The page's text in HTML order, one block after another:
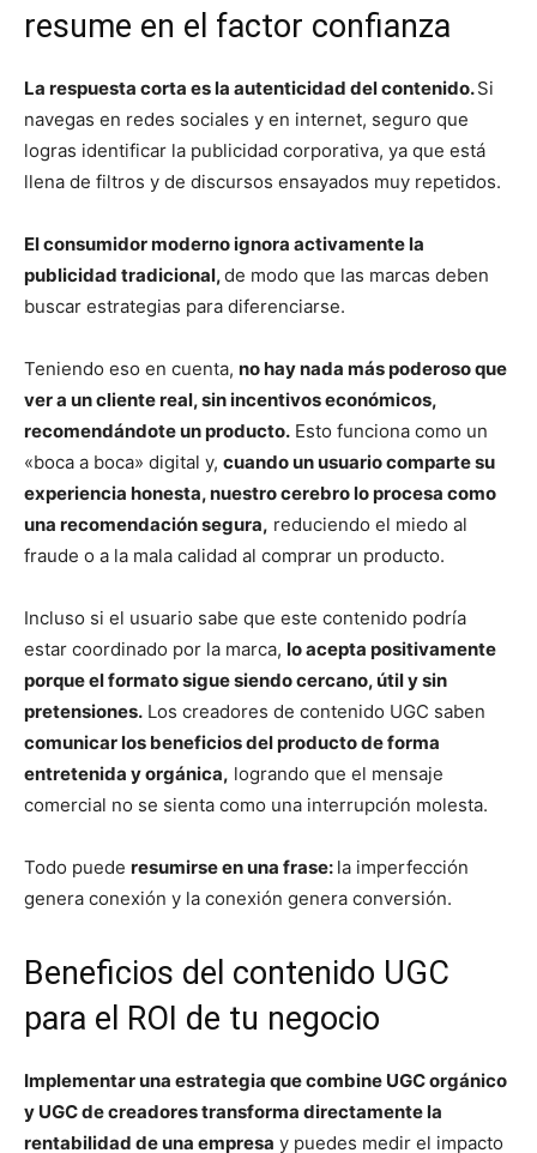
resume en el factor confianza
La respuesta corta es la autenticidad del contenido.Si
navegas en redes sociales y en internet, seguro que
logras identificar la publicidad corporativa, ya que está
llena de filtros y de discursos ensayados muy repetidos.
El consumidor moderno ignora activamente la
publicidad tradicional,de modo que las marcas deben
buscar estrategias para diferenciarse.
Teniendo eso en cuenta, no hay nada más poderoso que
ver a un cliente real, sin incentivos económicos,
recomendándote un producto. Esto funciona como un
«boca a boca» digital y, cuando un usuario comparte su
experiencia honesta, nuestro cerebro lo procesa como
una recomendación segura, reduciendo el miedo al
fraude o a la mala calidad al comprar un producto.
Incluso si el usuario sabe que este contenido podría
estar coordinado por la marca, lo acepta positivamente
porque el formato sigue siendo cercano, útil y sin
pretensiones. Los creadores de contenido UGC saben
comunicar los beneficios del producto de forma
entretenida y orgánica, logrando que el mensaje
comercial no se sienta como una interrupción molesta.
Todo puede resumirse en una frase: la imperfección
genera conexión y la conexión genera conversión.
Beneficios del contenido UGC
para el ROI de tu negocio
Implementar una estrategia que combine UGC orgánico
y UGC de creadores transforma directamente la
rentabilidad de una empresa y puedes medir el impacto